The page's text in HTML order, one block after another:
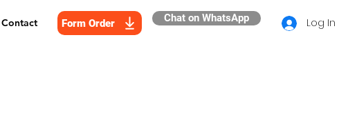
Contact Form Order Chat on WhatsApp Log In